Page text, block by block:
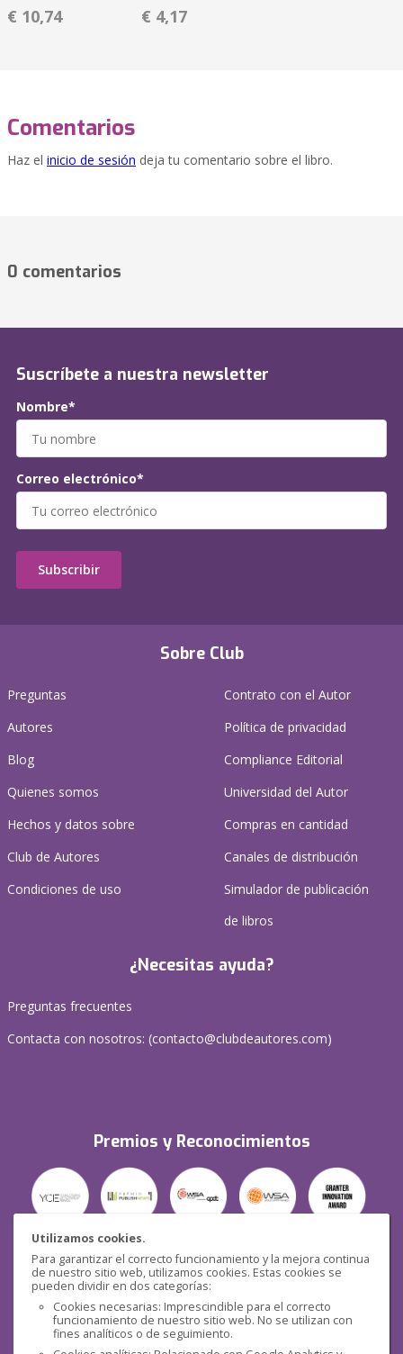
Utilizamos cookies.
Para garantizar el correcto funcionamiento y la mejora continua
de nuestro sitio web, utilizamos cookies. Estas cookies se
pueden dividir en dos categorías:
Cookies necesarias: Imprescindible para el correcto
funcionamiento de nuestro sitio web. No se utilizan con
fines analíticos o de seguimiento.
€ 10,74 € 4,17
Comentarios
Haz el inicio de sesión deja tu comentario sobre el libro.
0 comentarios
Sobre Club
Preguntas
Autores
Blog
Quienes somos
Hechos y datos sobre
Club de Autores
Condiciones de uso
Contrato con el Autor
Política de privacidad
Compliance Editorial
Universidad del Autor
Compras en cantidad
Canales de distribución
Simulador de publicación
de libros
¿Necesitas ayuda?
Preguntas frecuentes
Contacta con nosotros: (contacto@clubdeautores.com)
Premios y Reconocimientos
Seguridad
Suscríbete a nuestra newsletter
Nombre*
Correo electrónico*
Subscribir